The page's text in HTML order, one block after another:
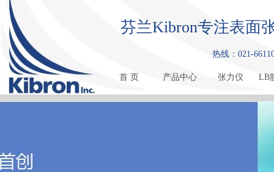
芬兰Kibron专注表面
热线：021-
首 页 产品中心 张力仪 LB